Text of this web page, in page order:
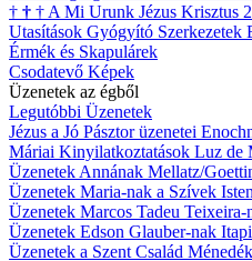
† † † A Mi Urunk Jézus Krisztus
Utasítások Gyógyító Szerkezetek
Érmék és Skapulárek
Csodatevő Képek
Üzenetek az égből
Legutóbbi Üzenetek
Jézus a Jó Pásztor üzenetei
Máriai Kinyilatkoztatások Luz de
Üzenetek Annának Mellatz/
Üzenetek Maria-nak a Szívek
Üzenetek Marcos Tadeu
Üzenetek Edson Glauber-nak
Üzenetek a Szent Család